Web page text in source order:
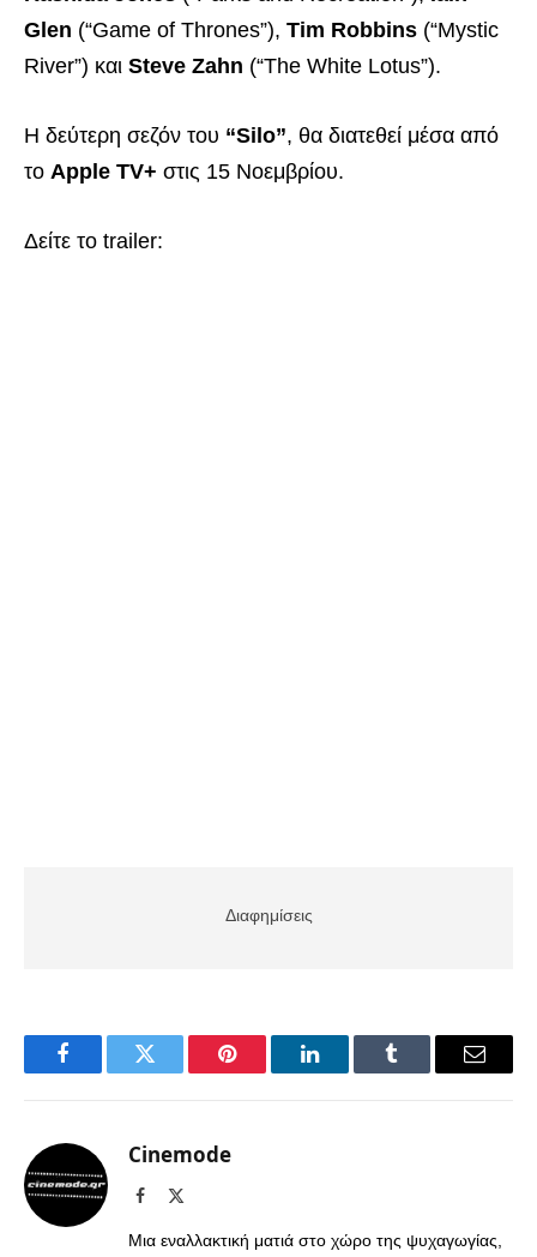
Glen (“Game of Thrones”), Tim Robbins (“Mystic
River”) και Steve Zahn (“The White Lotus”).
Η δεύτερη σεζόν του “Silo”, θα διατεθεί μέσα από
το Apple TV+ στις 15 Νοεμβρίου.
Δείτε το trailer:
Διαφημίσεις
FacebookTwitter Pinterest LinkedInTumblr Email
Cinemode
Facebook
Μια εναλλακτική ματιά στο χώρο της ψυχαγωγίας,